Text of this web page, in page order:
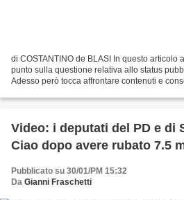
di COSTANTINO de BLASI In questo articolo
punto sulla questione relativa allo status
Adesso però tocca affrontare contenuti e
Video: i deputati del PD e di
Ciao dopo avere rubato 7.5
Pubblicato su 30/01/PM 15:32
Da Gianni Fraschetti